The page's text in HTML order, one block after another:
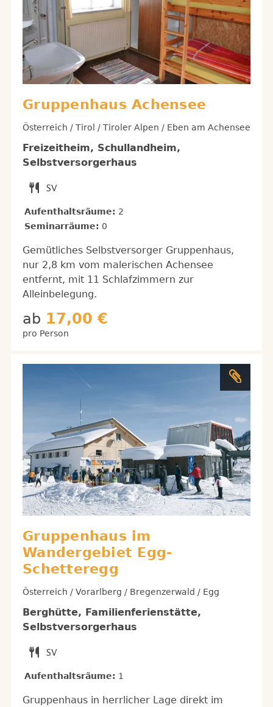
Gruppenhaus Achensee
Österreich / Tirol / Tiroler Alpen / Eben am Achensee
Freizeitheim, Schullandheim,
Selbstversorgerhaus
Aufenthaltsräume: 2
Seminarräume: 0
Gemütliches Selbstversorger Gruppenhaus,
nur 2,8 km vom malerischen Achensee
entfernt, mit 11 Schlafzimmern zur
Alleinbelegung.
ab 17,00 €
pro Person
Gruppenhaus im
Wandergebiet Egg-
Schetteregg
Österreich / Vorarlberg / Bregenzerwald / Egg
Berghütte, Familienferienstätte,
Selbstversorgerhaus
Aufenthaltsräume: 1
Gruppenhaus in herrlicher Lage direkt im